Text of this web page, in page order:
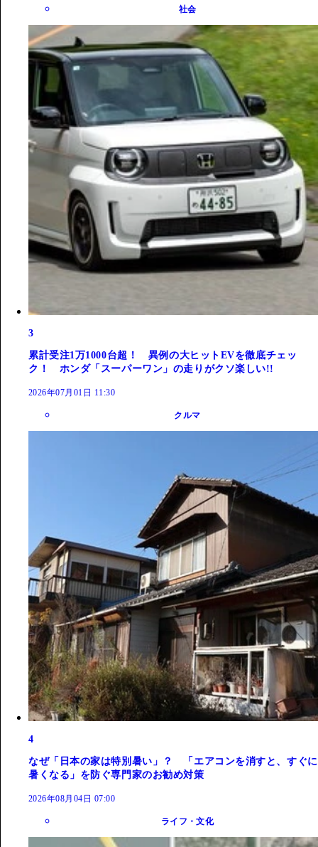
社会
3
累計受注1万1000台超！ 異例の大ヒットEVを徹底チェッ
ク！ ホンダ「スーパーワン」の走りがクソ楽しい!!
2026年07月01日 11:30
クルマ
4
なぜ「日本の家は特別暑い」？ 「エアコンを消すと、すぐに
暑くなる」を防ぐ専門家のお勧め対策
2026年08月04日 07:00
ライフ・文化